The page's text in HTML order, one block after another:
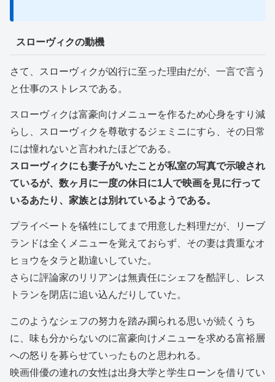
スローヴィクの動機
さて、スローヴィクが凶行に至った理由だが、一言で言う
と仕事のストレスである。
スローヴィクは富豪向けメニューを作るため心身をすり減
らし、スローヴィクを尊敬するジェミニにすら、その日常
には憧れないと言われたほどである。
スローヴィクにも妻子がいたことが私室の写真で示唆され
ているが、数ヶ月に一度の休日に1人で映画を見に行って
いるあたり、家族とは別れているようである。
プライベートを犠牲にしてまで用意した料理だが、リーブ
ランドは全くメニューを覚えておらず、その妻は貴重なオ
ヒョウをタラと勘違いしていた。
さらに評論家のリリアンは無責任にシェフを酷評し、レス
トランを閉店に追い込んだりしていた。
このようなシェフの努力を踏み躙られる思いが続くうち
に、味も分からないのに富豪向けメニューを求める富裕層
への怒りを募らせていったものと思われる。
映画俳優の連れの女性は出身大学と学生ローンを借りてい